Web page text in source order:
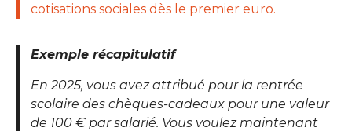
cotisations sociales dès le premier euro.
Exemple récapitulatif
En 2025, vous avez attribué pour la rentrée
scolaire des chèques-cadeaux pour une valeur
de 100 € par salarié. Vous voulez maintenant